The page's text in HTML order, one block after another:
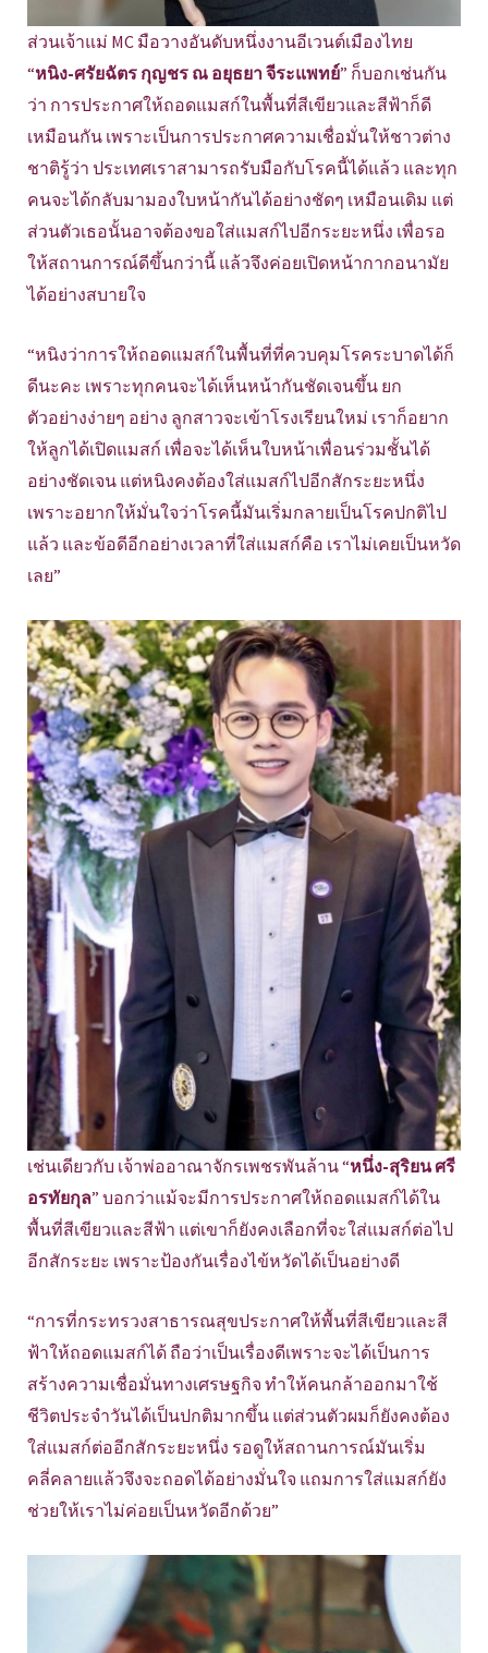
ส่วนเจ้าแม่ MC มือวางอันดับหนึ่งงานอีเวนต์เมืองไทย
“หนิง-ศรัยฉัตร กุญชร ณ อยุธยา จีระแพทย์” ก็บอกเช่นกัน
ว่า การประกาศให้ถอดแมสก์ในพื้นที่สีเขียวและสีฟ้าก็ดี
เหมือนกัน เพราะเป็นการประกาศความเชื่อมั่นให้ชาวต่าง
ชาติรู้ว่า ประเทศเราสามารถรับมือกับโรคนี้ได้แล้ว และทุก
คนจะได้กลับมามองใบหน้ากันได้อย่างชัดๆ เหมือนเดิม แต่
ส่วนตัวเธอนั้นอาจต้องขอใส่แมสก์ไปอีกระยะหนึ่ง เพื่อรอ
ให้สถานการณ์ดีขึ้นกว่านี้ แล้วจึงค่อยเปิดหน้ากากอนามัย
ได้อย่างสบายใจ
“หนิงว่าการให้ถอดแมสก์ในพื้นที่ที่ควบคุมโรคระบาดได้ก็
ดีนะคะ เพราะทุกคนจะได้เห็นหน้ากันชัดเจนขึ้น ยก
ตัวอย่างง่ายๆ อย่าง ลูกสาวจะเข้าโรงเรียนใหม่ เราก็อยาก
ให้ลูกได้เปิดแมสก์ เพื่อจะได้เห็นใบหน้าเพื่อนร่วมชั้นได้
อย่างชัดเจน แต่หนิงคงต้องใส่แมสก์ไปอีกสักระยะหนึ่ง
เพราะอยากให้มั่นใจว่าโรคนี้มันเริ่มกลายเป็นโรคปกติไป
แล้ว และข้อดีอีกอย่างเวลาที่ใส่แมสก์คือ เราไม่เคยเป็นหวัด
เลย”
เช่นเดียวกับ เจ้าพ่ออาณาจักรเพชรพันล้าน “หนึ่ง-สุริยน ศรี
อรทัยกุล” บอกว่าแม้จะมีการประกาศให้ถอดแมสก์ได้ใน
พื้นที่สีเขียวและสีฟ้า แต่เขาก็ยังคงเลือกที่จะใส่แมสก์ต่อไป
อีกสักระยะ เพราะป้องกันเรื่องไข้หวัดได้เป็นอย่างดี
“การที่กระทรวงสาธารณสุขประกาศให้พื้นที่สีเขียวและสี
ฟ้าให้ถอดแมสก์ได้ ถือว่าเป็นเรื่องดีเพราะจะได้เป็นการ
สร้างความเชื่อมั่นทางเศรษฐกิจ ทำให้คนกล้าออกมาใช้
ชีวิตประจำวันได้เป็นปกติมากขึ้น แต่ส่วนตัวผมก็ยังคงต้อง
ใส่แมสก์ต่ออีกสักระยะหนึ่ง รอดูให้สถานการณ์มันเริ่ม
คลี่คลายแล้วจึงจะถอดได้อย่างมั่นใจ แถมการใส่แมสก์ยัง
ช่วยให้เราไม่ค่อยเป็นหวัดอีกด้วย”